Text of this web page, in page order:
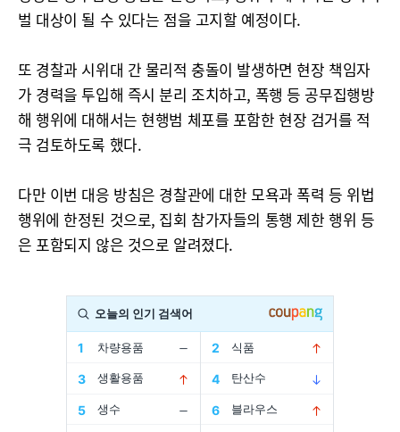
벌 대상이 될 수 있다는 점을 고지할 예정이다.
또 경찰과 시위대 간 물리적 충돌이 발생하면 현장 책임자
가 경력을 투입해 즉시 분리 조치하고, 폭행 등 공무집행방
해 행위에 대해서는 현행범 체포를 포함한 현장 검거를 적
극 검토하도록 했다.
다만 이번 대응 방침은 경찰관에 대한 모욕과 폭력 등 위법
행위에 한정된 것으로, 집회 참가자들의 통행 제한 행위 등
은 포함되지 않은 것으로 알려졌다.